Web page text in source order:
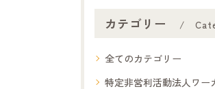
カテゴリー
全てのカテゴリー
特定非営利活動法人ワーカーズ